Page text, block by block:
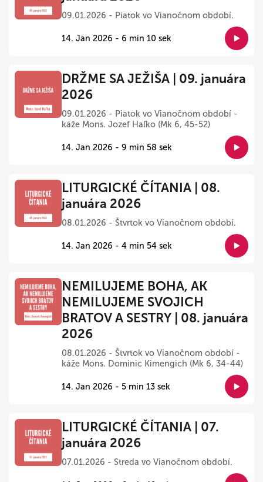
09.01.2026 - Piatok vo Vianočnom období.
14. Jan 2026 - 6 min 10 sek
DRŽME SA JEŽIŠA | 09. januára
2026
09.01.2026 - Piatok vo Vianočnom období -
káže Mons. Jozef Haľko (Mk 6, 45-52)
14. Jan 2026 - 9 min 58 sek
LITURGICKÉ ČÍTANIA | 08.
januára 2026
08.01.2026 - Štvrtok vo Vianočnom období.
14. Jan 2026 - 4 min 54 sek
NEMILUJEME BOHA, AK
NEMILUJEME SVOJICH
BRATOV A SESTRY | 08. januára
2026
08.01.2026 - Štvrtok vo Vianočnom období -
káže Mons. Dominic Kimengich (Mk 6, 34-44)
14. Jan 2026 - 5 min 13 sek
LITURGICKÉ ČÍTANIA | 07.
januára 2026
07.01.2026 - Streda vo Vianočnom období.